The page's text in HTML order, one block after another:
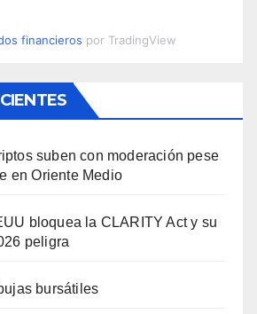
financieros por TradingView
suben con moderación pese
en Oriente Medio
bloquea la CLARITY Act y su
peligra
bursátiles